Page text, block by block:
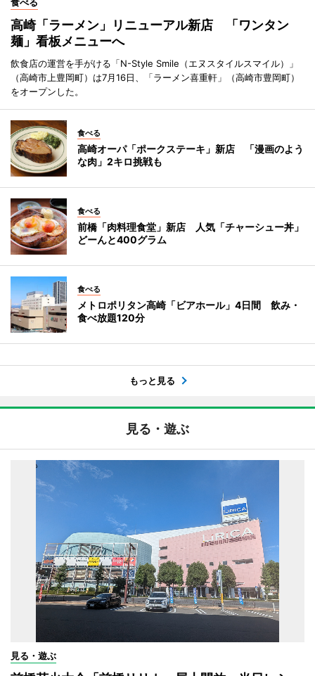
高崎「ラーメン」リニューアル新店 「ワンタン
麺」看板メニューへ
飲食店の運営を手がける「N-Style Smile（エヌスタイルスマイル）」
（高崎市上豊岡町）は7月16日、「ラーメン喜重軒」（高崎市豊岡町）
をオープンした。
食べる
高崎オーパ「ポークステーキ」新店 「漫画のよう
な肉」2キロ挑戦も
食べる
前橋「肉料理食堂」新店 人気「チャーシュー丼」
どーんと400グラム
食べる
メトロポリタン高崎「ビアホール」4日間 飲み・
食べ放題120分
もっと見る
見る・遊ぶ
見る・遊ぶ